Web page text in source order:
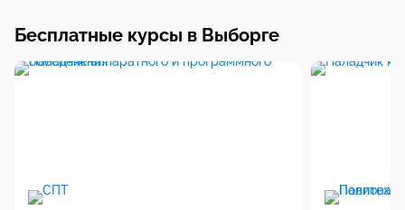
Бесплатные курсы в Выборге